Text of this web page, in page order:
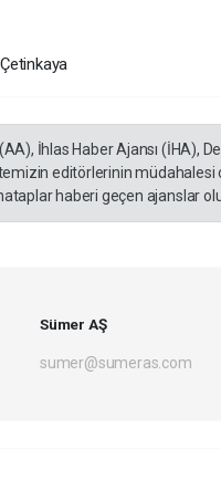
İhlas Haber Ajansı (İHA),
editörlerinin müdahalesi
haberi geçen ajanslar
Sümer AŞ
sumer@sumeras.com